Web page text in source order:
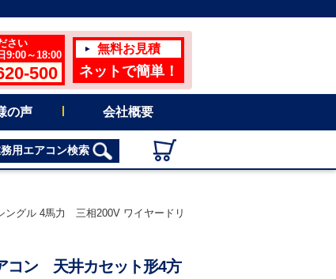
さい
～18:00
500
無料お見積
ネットで簡単！
の声 会社概要
用エアコン検索
グル 4馬力 三相200V ワイヤードリ
コン 天井カセット形4方